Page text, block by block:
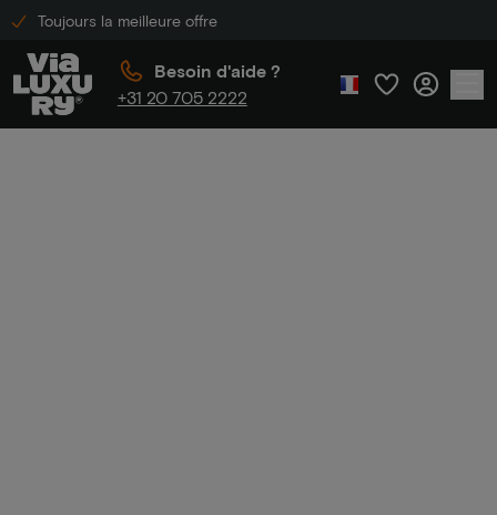
Toujours la meilleure offre
Besoin d'aide ?
+31 20 705 2222